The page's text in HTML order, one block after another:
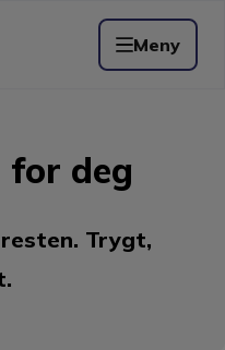
Meny
for deg
Trygt,